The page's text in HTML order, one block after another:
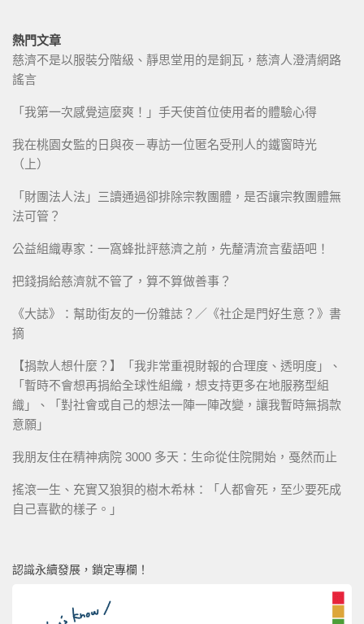
熱門文章
慈濟不是以服裝分階級、靜思堂用的是銅瓦，慈濟人澄清網路
謠言
「我第一次感覺這麼爽！」手天使首位使用者的體驗心得
我在桃園女監的日與夜－專訪一位匿名受刑人的鐵窗時光
（上）
「財團法人法」三讀通過卻排除宗教團體，是否讓宗教團體無
法可管？
公益組織專家：一窩蜂批評慈濟之前，先釐清流言蜚語吧！
把錢捐給慈濟就不管了，算不算做善事？
《大誌》：幫助街友的一份雜誌？／《社企是門好生意？》書
摘
【捐款人想什麼？】「我非常重視財報的合理度、透明度」、
「暫時不會想再捐給全球性組織，想支持更多在地服務型組
織」、「對社會或自己的想法一陣一陣改變，讓我暫時無捐款
意願」
我朋友住在精神病院 3000 多天：生命從住院開始，戞然而止
搖滾一生、充實又狼狽的樹木希林：「人都會死，至少要死成
自己喜歡的樣子。」
認識永續發展，鎖定專欄！